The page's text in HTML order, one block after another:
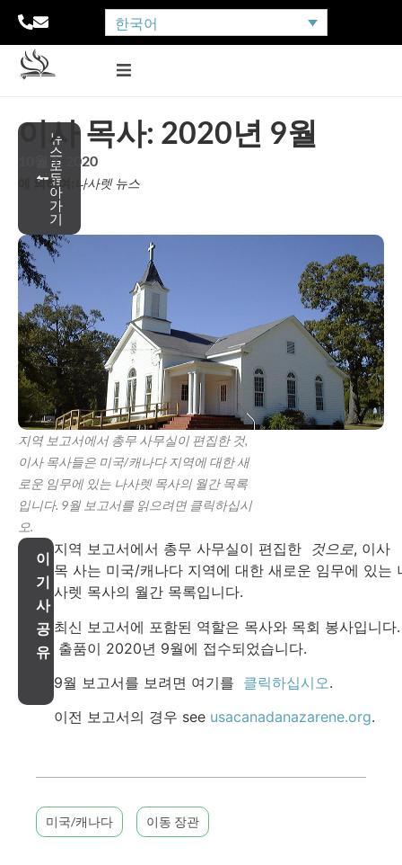
한국어
뉴
스
로
돌
아
가
기
이사 목사: 2020년 9월
10월 1, 2020
에 의하여: 나사렛 뉴스
지역 보고서에서 총무 사무실이 편집한 것,
이사 목사들은 미국/캐나다 지역에 대한 새
로운 임무에 있는 나사렛 목사의 월간 목록
입니다. 9월 보고서를 읽으려면 클릭하십시
오.
이
기
사
공
유
지역 보고서에서 총무 사무실이 편집한 것으로, 이사
목 사는 미국/캐나다 지역에 대한 새로운 임무에 있는
사렛 목사의 월간 목록입니다.
최신 보고서에 포함된 역할은 목사와 목회 봉사입니다.
출품이 2020년 9월에 접수되었습니다.
9월 보고서를 보려면 여기를 클릭하십시오.
이전 보고서의 경우 see usacanadanazarene.org.
미국/캐나다 이동 장관